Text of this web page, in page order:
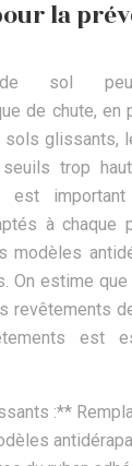
la
sol
de chute, en
glissants,
trop
Il est
à chaque
modèles
On estime
revêtements
est
:**